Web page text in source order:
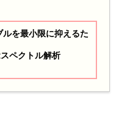
を最小限に抑えるた
トル解析